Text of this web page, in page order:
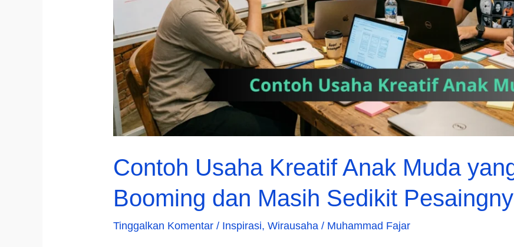
Contoh Usaha Kreatif Anak Muda
Booming dan Masih Sedikit
Tinggalkan Komentar / Inspirasi,Wirausaha / Muhammad Fajar